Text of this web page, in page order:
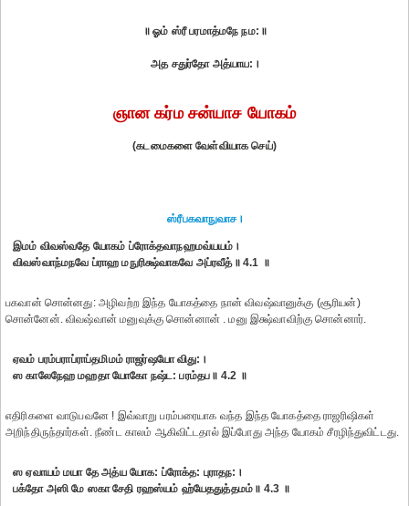
॥ ஓம் ஸ்ரீ பரமாத்மநே நம:॥
அத சதுர்தோ அத்யாய:।
ஞான கர்ம சன்யாச யோகம்
(கடமைகளை வேள்வியாக செய்)
ஸ்ரீபகவாநுவாச।
இமம் விவஸ்வதே யோகம் ப்ரோக்தவாநஹமவ்யயம்।
விவஸ்வாந்மநவே ப்ராஹ மநுரிக்ஷ்வாகவே அப்ரவீத்॥ 4.1 ॥
பகவான் சொன்னது: அழிவற்ற இந்த யோகத்தை நான் விவஷ்வானுக்கு (சூரியன்)
சொன்னேன். விவஷ்வான் மனுவுக்கு சொன்னான் . மனு இக்ஷ்வாவிற்கு சொன்னார்.
ஏவம் பரம்பராப்ராப்தமிமம் ராஜர்ஷயோ விது:।
ஸ காலேநேஹ மஹதா யோகோ நஷ்ட: பரம்தப॥ 4.2 ॥
எதிரிகளை வாடுபவனே ! இவ்வாறு பரம்பரையாக வந்த இந்த யோகத்தை ராஜரிஷிகள்
அறிந்திருந்தார்கள். நீண்ட காலம் ஆகிவிட்டதால் இப்போது அந்த யோகம் சீரழிந்துவிட்டது.
ஸ ஏவாயம் மயா தே அத்ய யோக: ப்ரோக்த: புராதந:।
பக்தோ அஸி மே ஸகா சேதி ரஹஸ்யம் ஹ்யேததுத்தமம்॥ 4.3 ॥